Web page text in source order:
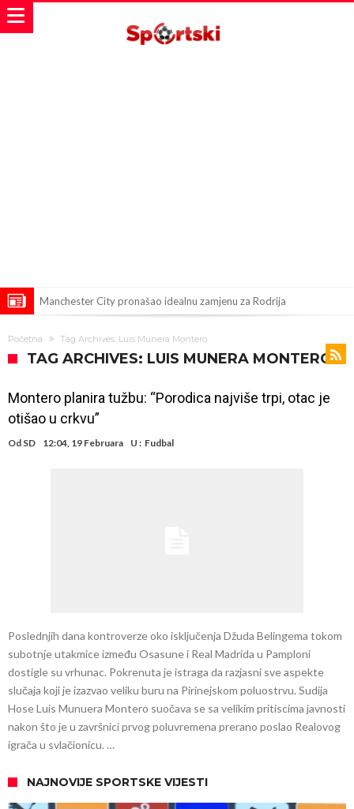
Manchester City pronašao idealnu zamjenu za Rodrija
od njih je Messi, znate li ko je drugi?
Прijelom u transferu Romera? Inter nema dovoljno sredstava,
milion eura
Atletico Madrid donosi neočekivanu odluku!
Početna Tag Archives: Luis Munera Montero
TAG ARCHIVES: LUIS MUNERA MONTERO
Montero planira tužbu: “Porodica najviše trpi, otac je
otišao u crkvu”
Od SD 12:04, 19 Februara U : Fudbal
Poslednjih dana kontroverze oko isključenja Džuda Belingema tokom
subotnje utakmice između Osasune i Real Madrida u Pamploni
dostigle su vrhunac. Pokrenuta je istraga da razjasni sve aspekte
slučaja koji je izazvao veliku buru na Pirinejskom poluostrvu. Sudija
Hose Luis Munuera Montero suočava se sa velikim pritiscima javnosti
nakon što je u završnici prvog poluvremena prerano poslao Realovog
igrača u svlačionicu. …
NAJNOVIJE SPORTSKE VIJESTI